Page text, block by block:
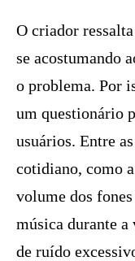
O criador
se acostumando
o problema. Por
um questionário
usuários. Entre
cotidiano, como
volume dos
música durante
de ruído